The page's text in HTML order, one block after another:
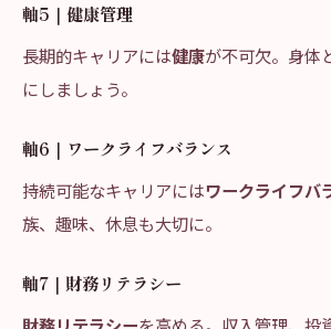
軸5｜健康管理
長期的キャリアには健康が不可欠。身体
にしましょう。
軸6｜ワークライフバランス
持続可能なキャリアにはワークライフバ
族、趣味、休息も大切に。
軸7｜財務リテラシー